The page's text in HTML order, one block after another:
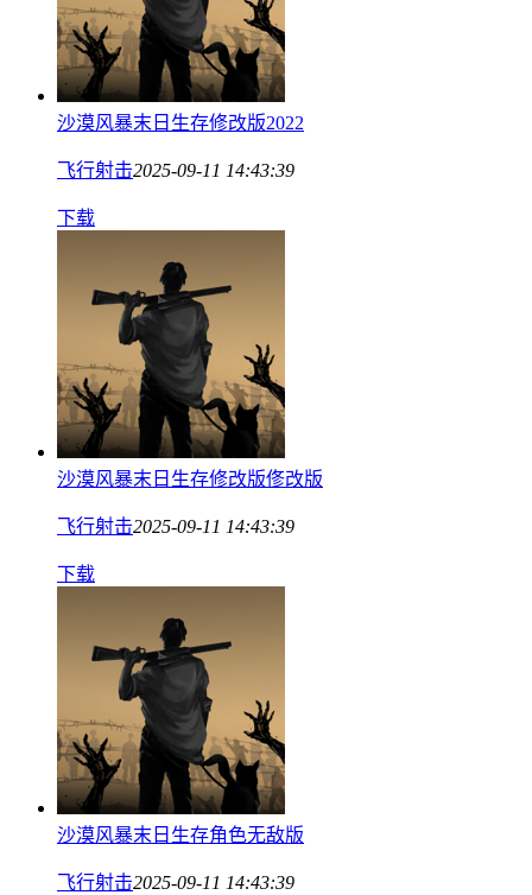
沙漠风暴末日生存修改版2022
飞行射击2025-09-11 14:43:39
下载
沙漠风暴末日生存修改版俢改版
飞行射击2025-09-11 14:43:39
下载
沙漠风暴末日生存角色无敌版
飞行射击2025-09-11 14:43:39